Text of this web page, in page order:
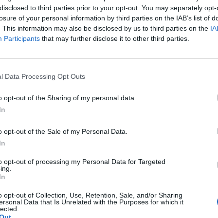
to third parties prior to your opt-out. You may separately
of your personal information by third parties on the IAB’s list of
This information may also be disclosed by us to third parties on the
Participants that may further disclose it to other third parties.
Data Processing Opt Outs
opt-out of the Sharing of my personal data.
opt-out of the Sale of my Personal Data.
opt-out of processing my Personal Data for Targeted
opt-out of Collection, Use, Retention, Sale, and/or Sharing
Data that Is Unrelated with the Purposes for which it
volt egy kg kenyér átlagosan, ami 5%-kal több,
ára 14%-kal nőtt egy év alatt. Az áremelkedésnek
ugyanis felhajtotta a gabonaárakat a világpiacon. A GKI
portfolio.hu hírarchívumához tartozik, melynek olvasása
tartalmazza:
cikkarchívum
elmúlt 2 év napon belüli